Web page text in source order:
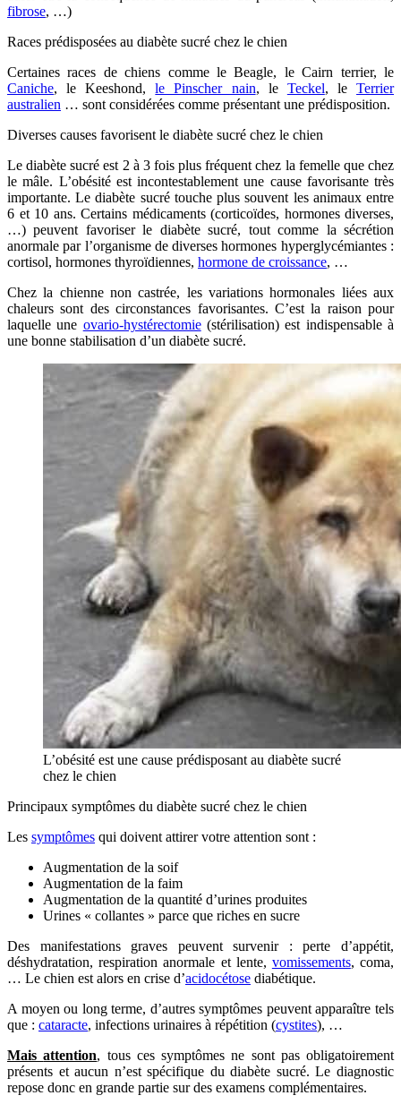
fibrose, …)
Races prédisposées au diabète sucré chez le chien
Certaines races de chiens comme le Beagle, le Cairn terrier, le
Caniche, le Keeshond,le Pinscher nain, le Teckel, leTerrier
australien … sont considérées comme présentant une prédisposition.
Diverses causes favorisent le diabète sucré chez le chien
Le diabète sucré est 2 à 3 fois plus fréquent chez la femelle que chez
le mâle. L’obésité est incontestablement une cause favorisante très
importante. Le diabète sucré touche plus souvent les animaux entre
6 et 10 ans. Certains médicaments (corticoïdes, hormones diverses,
…) peuvent favoriser le diabète sucré, tout comme la sécrétion
anormale par l’organisme de diverses hormones hyperglycémiantes :
cortisol, hormones thyroïdiennes, hormone de croissance, …
Chez la chienne non castrée, les variations hormonales liées aux
chaleurs sont des circonstances favorisantes. C’est la raison pour
laquelle une ovario-hystérectomie(stérilisation) est indispensable à
une bonne stabilisation d’un diabète sucré.
L’obésité est une cause prédisposant au diabète sucré
chez le chien
Principaux symptômes du diabète sucré chez le chien
Les symptômes qui doivent attirer votre attention sont :
Augmentation de la soif
Augmentation de la faim
Augmentation de la quantité d’urines produites
Urines « collantes » parce que riches en sucre
Des manifestations graves peuvent survenir : perte d’appétit,
déshydratation, respiration anormale et lente, vomissements, coma,
… Le chien est alors en crise d’acidocétose diabétique.
A moyen ou long terme, d’autres symptômes peuvent apparaître tels
que : cataracte, infections urinaires à répétition (cystites), …
Maisattention, tous ces symptômes ne sont pas obligatoirement
présents et aucun n’est spécifique du diabète sucré. Le diagnostic
repose donc en grande partie sur des examens complémentaires.